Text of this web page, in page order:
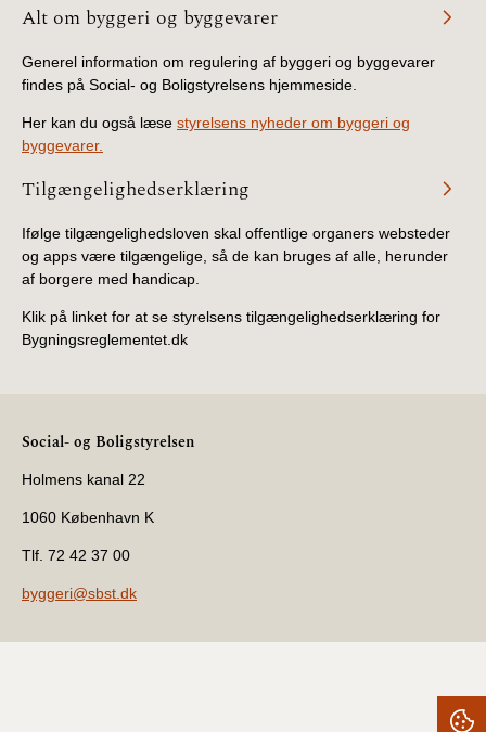
Alt om byggeri og byggevarer
Generel information om regulering af byggeri og byggevarer
findes på Social- og Boligstyrelsens hjemmeside.
Her kan du også læse styrelsens nyheder om byggeri og
byggevarer.
Tilgængelighedserklæring
Ifølge tilgængelighedsloven skal offentlige organers websteder
og apps være tilgængelige, så de kan bruges af alle, herunder
af borgere med handicap.
Klik på linket for at se styrelsens tilgængelighedserklæring for
Bygningsreglementet.dk
Social- og Boligstyrelsen
Holmens kanal 22
1060 København K
Tlf. 72 42 37 00
byggeri@sbst.dk